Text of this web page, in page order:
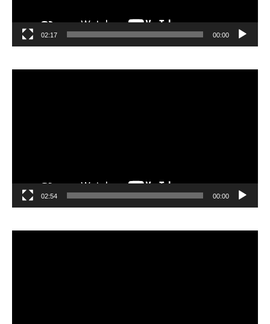
00:00
02:17
00:00
02:54